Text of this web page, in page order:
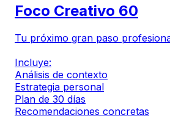
Foco Creativo 60
Tu próximo gran paso
Incluye:
Análisis de contexto
Estrategia personal
Plan de 30 días
Recomendaciones concretas